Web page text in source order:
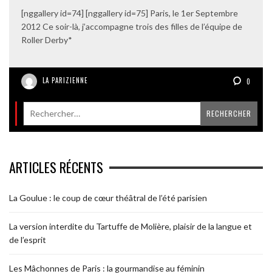
[nggallery id=74] [nggallery id=75] Paris, le 1er Septembre
2012 Ce soir-là, j’accompagne trois des filles de l’équipe de
Roller Derby*
LA PARIZIENNE 0
ARTICLES RÉCENTS
La Goulue : le coup de cœur théâtral de l’été parisien
La version interdite du Tartuffe de Molière, plaisir de la langue et
de l’esprit
Les Mâchonnes de Paris : la gourmandise au féminin